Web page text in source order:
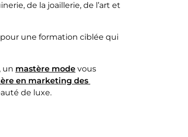
de la joaillerie, de l’art et
une formation ciblée qui
un mastère mode vous
en marketing des
de luxe.